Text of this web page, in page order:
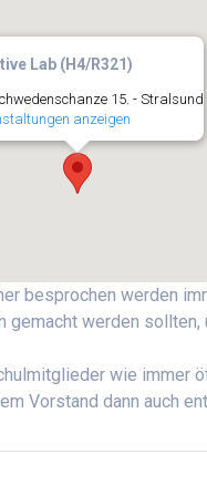
Lab (H4/R321)
15. - Stralsund
anzeigen
besprochen werden
werden
wie immer
Vorstand dann auch